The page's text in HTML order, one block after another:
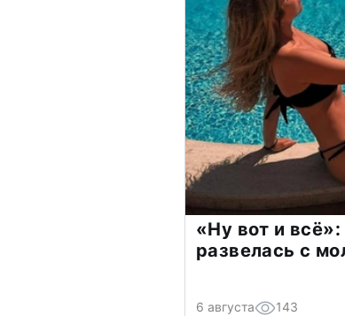
«Ну вот и
развелась с
6 августа 143